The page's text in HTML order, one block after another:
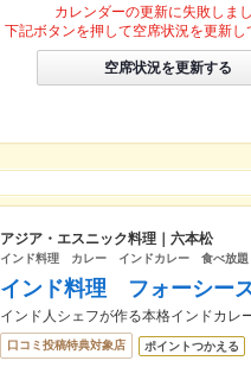
カレンダーの更新に失敗しまし
下記ボタンを押して空席状況を更新し
空席状況を更新する
アジア・エスニック料理｜六本松
インド料理 カレー インドカレー 食べ放
インド料理 フォーシー
インド人シェフが作る本格インドカレ
口コミ投稿特典対象店 ポイントつかえる